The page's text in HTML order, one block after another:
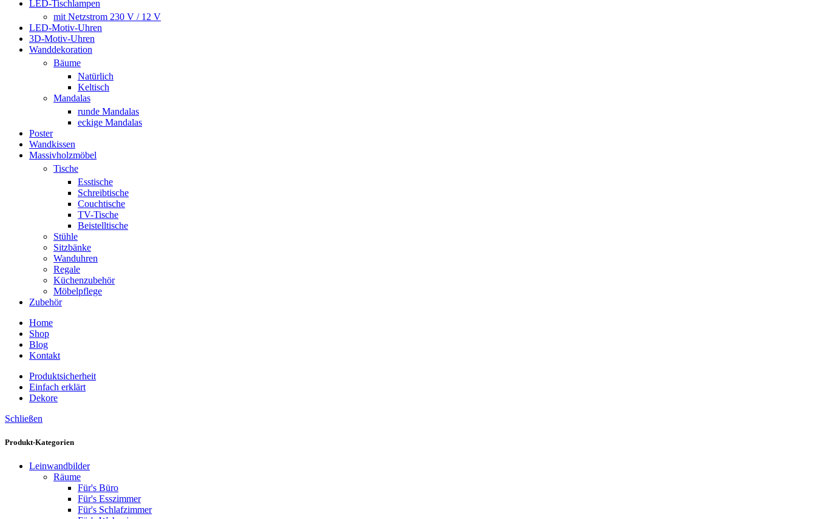
LED-Tischlampen
mit Netzstrom 230 V / 12 V
LED-Motiv-Uhren
3D-Motiv-Uhren
Wanddekoration
Bäume
Natürlich
Keltisch
Mandalas
runde Mandalas
eckige Mandalas
Poster
Wandkissen
Massivholzmöbel
Tische
Esstische
Schreibtische
Couchtische
TV-Tische
Beistelltische
Stühle
Sitzbänke
Wanduhren
Regale
Küchenzubehör
Möbelpflege
Zubehör
Home
Shop
Blog
Kontakt
Produktsicherheit
Einfach erklärt
Dekore
Schließen
Produkt-Kategorien
Leinwandbilder
Räume
Für's Büro
Für's Esszimmer
Für's Schlafzimmer